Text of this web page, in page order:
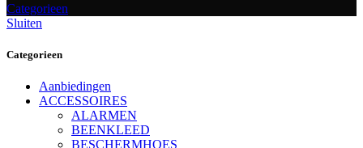
Categorieen
Sluiten
Categorieen
Aanbiedingen
ACCESSOIRES
ALARMEN
BEENKLEED
BESCHERMHOES